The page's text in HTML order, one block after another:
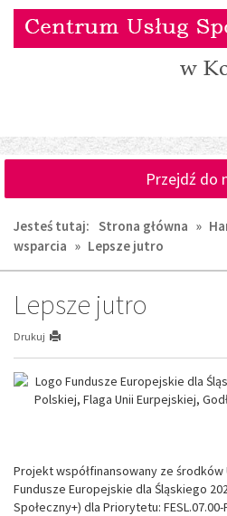
Przejdź
głównej
Przejdź
wyszukiwarki
Przejdź do
Jesteś tutaj: Strona główna »
wsparcia » Lepsze jutro
Lepsze jutro
Drukuj
Projekt współfinansowany ze środków
Fundusze Europejskie dla Śląskiego
Społeczny+) dla Priorytetu: